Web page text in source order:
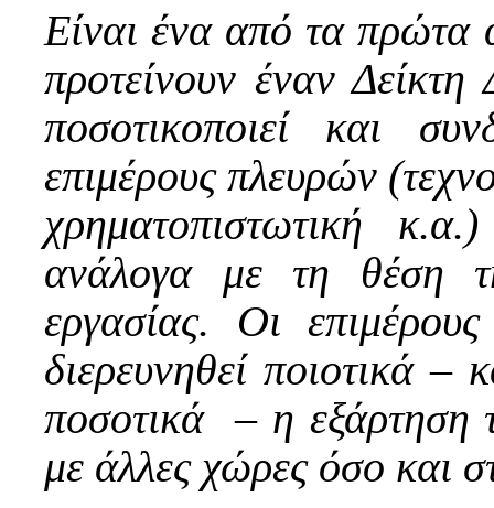
Είναι ένα από τα πρώτα
προτείνουν έναν
ποσοτικοποιεί και
επιμέρους πλευρών
χρηματοπιστωτική
ανάλογα με τη θέση
εργασίας. Οι
διερευνηθεί ποιοτικά –
ποσοτικά – η εξάρτηση
με άλλες χώρες όσο και